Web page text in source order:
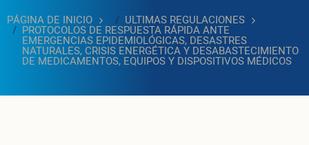
PÁGINA DE INICIO ULTIMAS REGULACIONES
PROTOCOLOS DE RESPUESTA RÁPIDA ANTE
EMERGENCIAS EPIDEMIOLÓGICAS, DESASTRES
NATURALES, CRISIS ENERGÉTICA Y DESABASTECIMIENTO
DE MEDICAMENTOS, EQUIPOS Y DISPOSITIVOS MÉDICOS